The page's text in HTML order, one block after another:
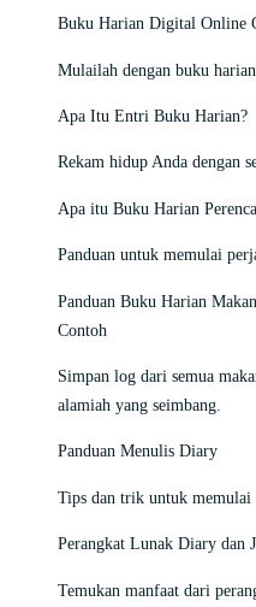
Buku Harian Digital Online
Mulailah dengan buku
Apa Itu Entri Buku Harian?
Rekam hidup Anda dengan
Apa itu Buku Harian
Panduan untuk memulai
Panduan Buku Harian
Contoh
Simpan log dari semua
alamiah yang seimbang.
Panduan Menulis Diary
Tips dan trik untuk
Perangkat Lunak Diary dan
Temukan manfaat dari